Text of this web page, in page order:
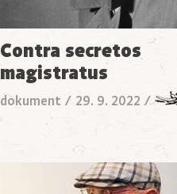
Contra secretos
magistratus
dokument / 29. 9. 2022 /